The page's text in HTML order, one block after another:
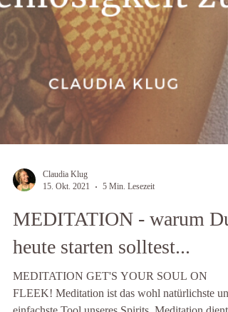
MEDITATION - warum Du
heute starten solltest...
MEDITATION GET'S YOUR SOUL ON